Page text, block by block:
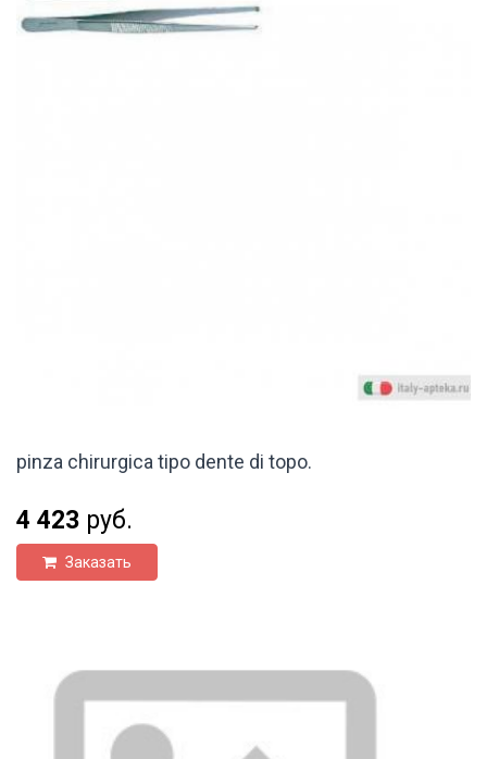
pinza chirurgica tipo dente di topo.
4 423 руб.
Заказать